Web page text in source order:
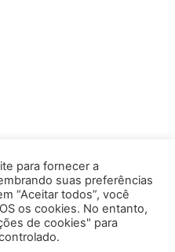
nº 1950 - Zacarias,
/ Tel: (33) 3329 8000
para fornecer a
suas preferências
“Aceitar todos”, você
os cookies. No entanto,
de cookies" para